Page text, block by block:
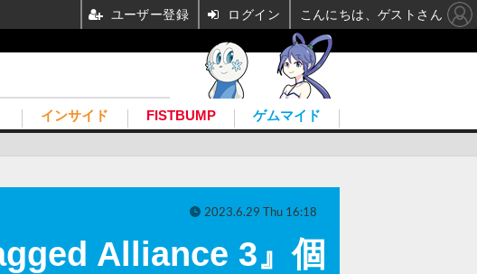
インサイド FISTBUMP ゲムマイド
Alliance 3』個
2023.6.29 Thu 16:18
ユーザー登録 ログイン こんにちは、ゲストさん